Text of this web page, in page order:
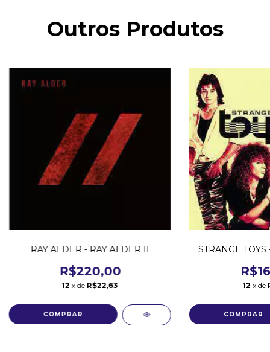
Outros Produtos
RAY ALDER - RAY ALDER II
R$220,00
12 x de R$22,63
STRANGE TOYS
12 x de